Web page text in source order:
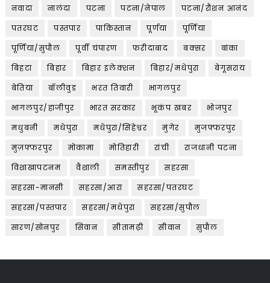
नवादा
नालंदा पटना पटना/नेपाल
पटना/रौशन आनंद
पतरघट
पस्तपार पाकिस्तान पूर्णया
पूर्णिया
पूर्णिया/सुपौल
पूर्वी चंपारण फरीदाबाद बक्सर
बांका
बिहटा
बिहार बिहार इलेक्शन बिहार/मधेपुरा
बेगूसराय
बेतिया
बॉलीवुड भरत तिवारी
भागलपुर
भागलपुर/हाजीपुर
भारत सरकार भूकंप खबर
भोजपुर
मधुबनी
मधेपुरा मधेपुरा/सिंहेश्वर मुंगेर
मुजफ्फरपुर
मुज़फ्फरपुर
मोकामा मोतिहारी रांची
राजधानी पटना
विशाखापटनम
वैशाली समस्तीपुर
सहरसा
सहरसा-मानसी
सहरसा/आरा
सहरसा/पतरघट
सहरसा/पस्तपार
सहरसा/मधेपुरा
सहरसा/सुपौल
सारण/सोनपुर
सिवान सीतामढ़ी सीवान सुपौल